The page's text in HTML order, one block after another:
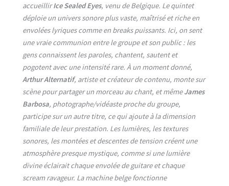
accueillirIce Sealed Eyes, venu de Belgique. Le quintet
déploie un univers sonore plus vaste, maîtrisé et riche en
envolées lyriques comme en breaks puissants. Ici, on sent
une vraie communion entre le groupe et son public : les
gens connaissent les paroles, chantent, sautent et
pogotent avec une intensité rare. À un moment donné,
Arthur Alternatif, artiste et créateur de contenu, monte sur
scène pour partager un morceau au chant, et mêmeJames
Barbosa, photographe/vidéaste proche du groupe,
participe sur un autre titre, ce qui ajoute à la dimension
familiale de leur prestation. Les lumières, les textures
sonores, les montées et descentes de tension créent une
atmosphère presque mystique, comme si une lumière
divine éclairait chaque envolée de guitare et chaque
scream ravageur. La machine belge fonctionne